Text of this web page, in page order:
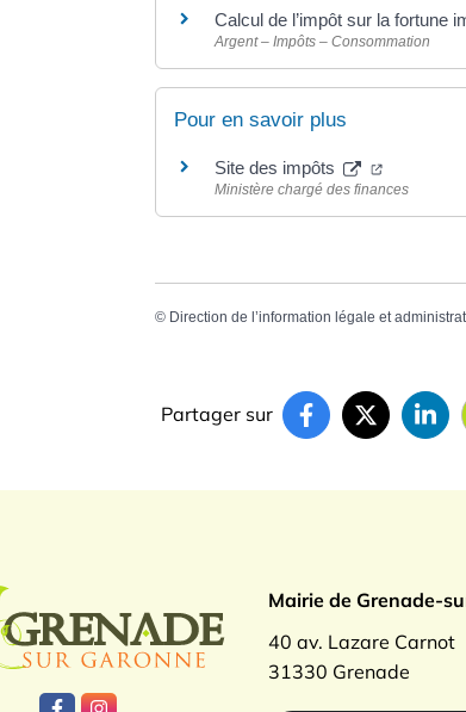
Calcul de l’impôt sur la fortune
Argent – Impôts – Consommation
Pour en savoir plus
Site des impôts
Ministère chargé des finances
© Direction de l’information légale et
Partager sur
Logo Grenade sur Garonne
Mairie de Grenade-
40 av. Lazare Carnot
31330 Grenade